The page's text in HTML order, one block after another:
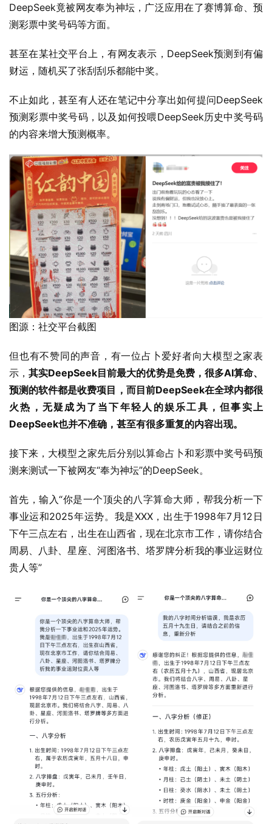
DeepSeek竟被网友奉为神坛，广泛应用在了赛博算命、预
测彩票中奖号码等方面。
甚至在某社交平台上，有网友表示，DeepSeek预测到有偏
财运，随机买了张刮刮乐都能中奖。
不止如此，甚至有人还在笔记中分享出如何提问DeepSeek
预测彩票中奖号码，以及如何投喂DeepSeek历史中奖号码
的内容来增大预测概率。
图源：社交平台截图
但也有不赞同的声音，有一位占卜爱好者向大模型之家表
示，其实DeepSeek目前最大的优势是免费，很多AI算命、
预测的软件都是收费项目，而目前DeepSeek在全球内都很
火热，无疑成为了当下年轻人的娱乐工具，但事实上
DeepSeek也并不准确，甚至有很多重复的内容出现。
接下来，大模型之家先后分别以算命占卜和彩票中奖号码预
测来测试一下被网友“奉为神坛”的DeepSeek。
首先，输入“你是一个顶尖的八字算命大师，帮我分析一下
事业运和2025年运势。我是XXX，出生于1998年7月12日
下午三点左右，出生在山西省，现在北京市工作，请你结合
周易、八卦、星座、河图洛书、塔罗牌分析我的事业运财位
贵人等”